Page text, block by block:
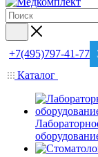
+7(495)797-41-77
Каталог